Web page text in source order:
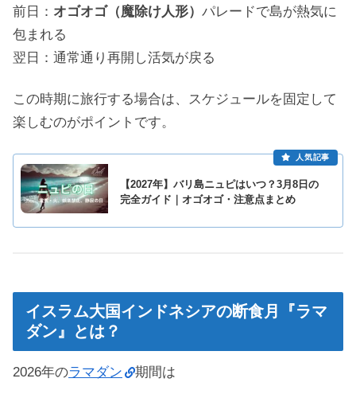
前日： オゴオゴ（魔除け人形） パレードで島が熱気に
包まれる
翌日：通常通り再開し活気が戻る
この時期に旅行する場合は、スケジュールを固定して
楽しむのがポイントです。
【2027年】バリ島ニュピはいつ？3月8日の
完全ガイド｜オゴオゴ・注意点まとめ
イスラム大国インドネシアの断食月『ラマ
ダン』とは？
2026年のラマダン 期間は